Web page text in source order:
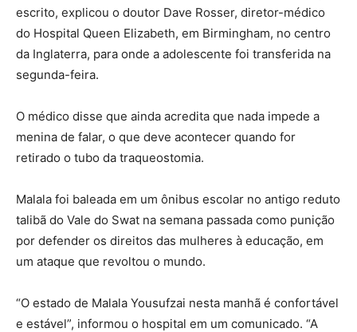
escrito, explicou o doutor Dave Rosser, diretor-médico
do Hospital Queen Elizabeth, em Birmingham, no centro
da Inglaterra, para onde a adolescente foi transferida na
segunda-feira.
O médico disse que ainda acredita que nada impede a
menina de falar, o que deve acontecer quando for
retirado o tubo da traqueostomia.
Malala foi baleada em um ônibus escolar no antigo reduto
talibã do Vale do Swat na semana passada como punição
por defender os direitos das mulheres à educação, em
um ataque que revoltou o mundo.
“O estado de Malala Yousufzai nesta manhã é confortável
e estável”, informou o hospital em um comunicado. “A